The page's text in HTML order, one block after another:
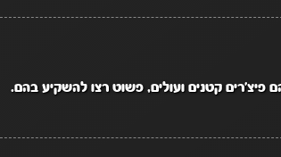
פיצ'רים קטנים ועולים, פשוט רצו להשקיע בהם.